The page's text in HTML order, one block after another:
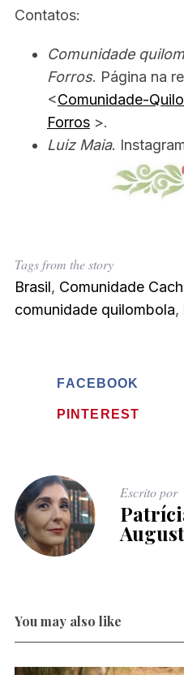
Contatos:
Comunidade
Forros. Página na
<Comunidade-
Forros>.
Luiz Maia.
Tags from the story
Brasil, Comunidade
comunidade quilombola,
FACEBOOK
PINTEREST
Escrito por
You may also like
S
e
h
r